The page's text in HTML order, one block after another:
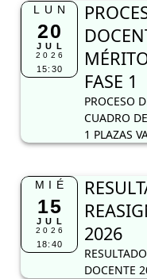
LUN
20
JUL
2026
15:30
FASE 1
PROCESO
CUADRO
1 PLAZAS
MIÉ
15
JUL
2026
18:40
2026
DOCENTE